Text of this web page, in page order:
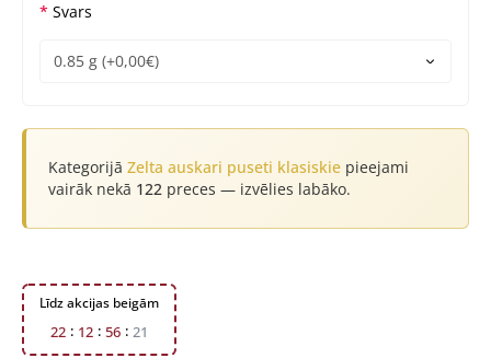
Svars
Kategorijā Zelta auskari puseti klasiskie pieejami
vairāk nekā 122 preces — izvēlies labāko.
Līdz akcijas beigām
22 12 56 21